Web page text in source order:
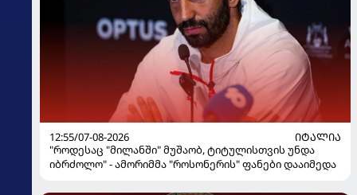
12:55/07-08-2026
ᲘᲢᲐᲚᲘᲐ
"როდესაც "მილანში" მუშაობ, ტიტულისთვის უნდა
იბრძოლო" - ამორიმმა "როსონერის" ფანები დააიმედა